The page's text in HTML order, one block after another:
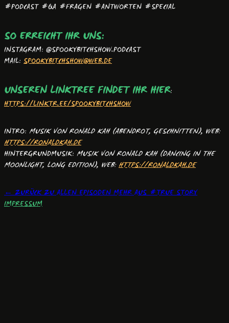
#PODCAST #QA #FRAGEN #ANTWORTEN #SPECIAL
SO ERREICHT IHR UNS:
INSTAGRAM: @SPOOKYBITCHSHOW.PODCAST
MAIL: SPOOKYBITCHSHOW@WEB.DE
UNSEREN LINKTREE FINDET IHR HIER:
HTTPS://LINKTR.EE/SPOOKYBITCHSHOW
INTRO: MUSIK VON RONALD KAH (ABENDROT, GESCHNITTEN), WEB:
HTTPS://RONALDKAH.DE
HINTERGRUNDMUSIK: MUSIK VON RONALD KAH (DANCING IN THE
MOONLIGHT, LONG EDITION), WEB:HTTPS://RONALDKAH.DE
← ZURÜCK ZU ALLEN EPISODENMEHR AUS #TRUE STORY
IMPRESSUM